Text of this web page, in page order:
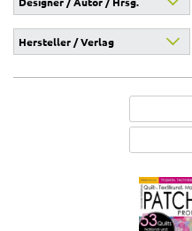
Hersteller / Verlag